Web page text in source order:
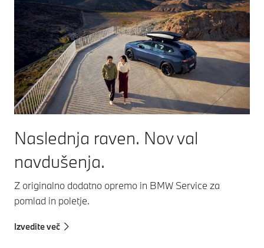
Naslednja raven. Nov val
navdušenja.
Z originalno dodatno opremo in BMW Service za
pomlad in poletje.
Izvedite več